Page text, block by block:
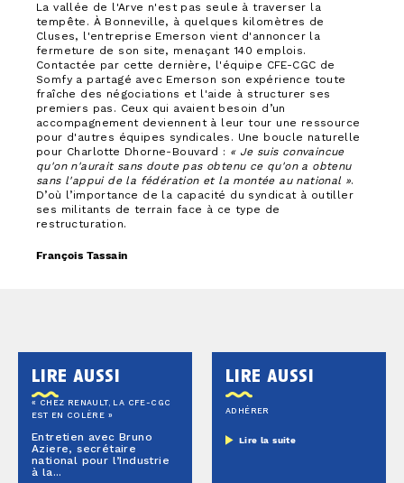
La vallée de l'Arve n'est pas seule à traverser la
tempête. À Bonneville, à quelques kilomètres de
Cluses, l'entreprise Emerson vient d'annoncer la
fermeture de son site, menaçant 140 emplois.
Contactée par cette dernière, l'équipe CFE-CGC de
Somfy a partagé avec Emerson son expérience toute
fraîche des négociations et l'aide à structurer ses
premiers pas. Ceux qui avaient besoin d’un
accompagnement deviennent à leur tour une ressource
pour d'autres équipes syndicales. Une boucle naturelle
pour Charlotte Dhorne-Bouvard : « Je suis convaincue
qu'on n'aurait sans doute pas obtenu ce qu'on a obtenu
sans l'appui de la fédération et la montée au national ».
D’où l’importance de la capacité du syndicat à outiller
ses militants de terrain face à ce type de
restructuration.
François Tassain
lire aussi
« CHEZ RENAULT, LA CFE-CGC
EST EN COLÈRE »
Entretien avec Bruno
Aziere, secrétaire
national pour l’Industrie
à la...
lire aussi
ADHÉRER
Lire la suite